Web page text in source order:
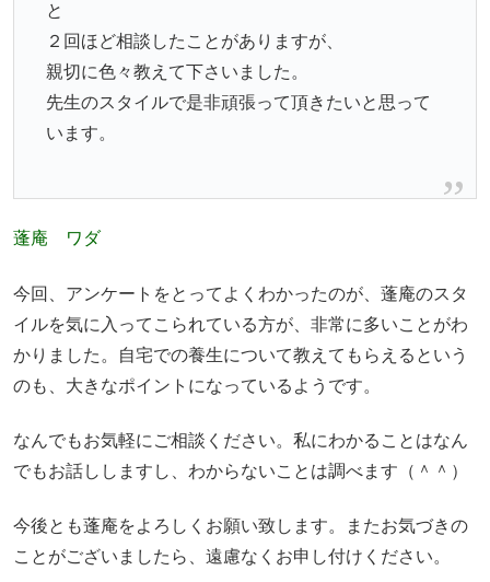
と
２回ほど相談したことがありますが、
親切に色々教えて下さいました。
先生のスタイルで是非頑張って頂きたいと思って
います。
蓬庵 ワダ
今回、アンケートをとってよくわかったのが、蓬庵のスタ
イルを気に入ってこられている方が、非常に多いことがわ
かりました。自宅での養生について教えてもらえるという
のも、大きなポイントになっているようです。
なんでもお気軽にご相談ください。私にわかることはなん
でもお話ししますし、わからないことは調べます（＾＾）
今後とも蓬庵をよろしくお願い致します。またお気づきの
ことがございましたら、遠慮なくお申し付けください。